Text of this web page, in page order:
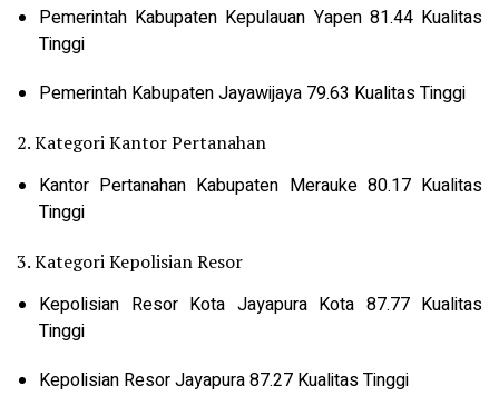
Pemerintah Kabupaten Kepulauan Yapen 81.44 Kualitas
Tinggi
Pemerintah Kabupaten Jayawijaya 79.63 Kualitas Tinggi
2. Kategori Kantor Pertanahan
Kantor Pertanahan Kabupaten Merauke 80.17 Kualitas
Tinggi
3. Kategori Kepolisian Resor
Kepolisian Resor Kota Jayapura Kota 87.77 Kualitas
Tinggi
Kepolisian Resor Jayapura 87.27 Kualitas Tinggi